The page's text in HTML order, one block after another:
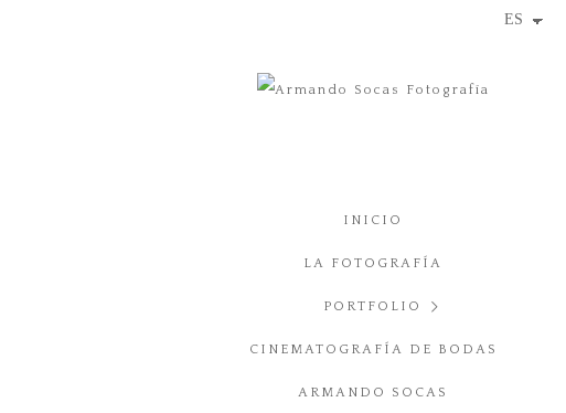
INICIO
LA FOTOGRAFÍA
PORTFOLIO
BODA
PUBLICIDAD
CINEMATOGRAFÍA DE BODAS
ARMANDO SOCAS